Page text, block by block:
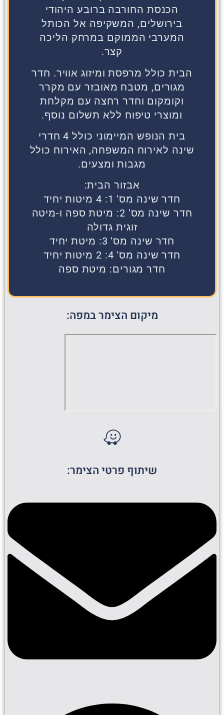
הכנסת החורבה ברובע היהודי
בירושלים, המשקיפה אל הכותל
המערבי הממוקם במרחק הליכה
קצר.
הבית כולל מרפסת ומיזוג אוויר. חדר
מגורים, מטבח מאובזר עם מקרר
וקומקום וחדר רחצה עם מקלחת
ומוצרי טיפוח ללא תשלום נוסף.
בית הנופש המיימוני כולל 4 חדרי
שינה לאירוח המשפחה, האירוח כולל
מגבות ומצעים.
אבזור הבית:
חדר שינה מס' 1:
4 מיטות יחיד
חדר שינה מס' 2:
מיטת ספהו-מיטה
זוגית גדולה
חדר שינה מס' 3:
מיטת יחיד
חדר שינה מס' 4:
2 מיטות יחיד
חדר מגורים:מיטת ספה
מיקום הצימר במפה:
שיתוף פרטי הצימר: